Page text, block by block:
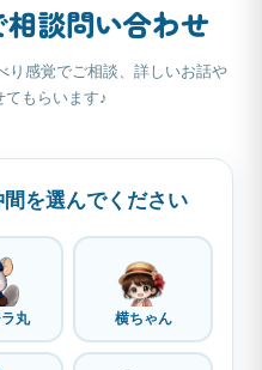
談問い合わせ
り感覚でご相談、詳しいお話や
てもらいます♪
を選んでください
丸 横ちゃん